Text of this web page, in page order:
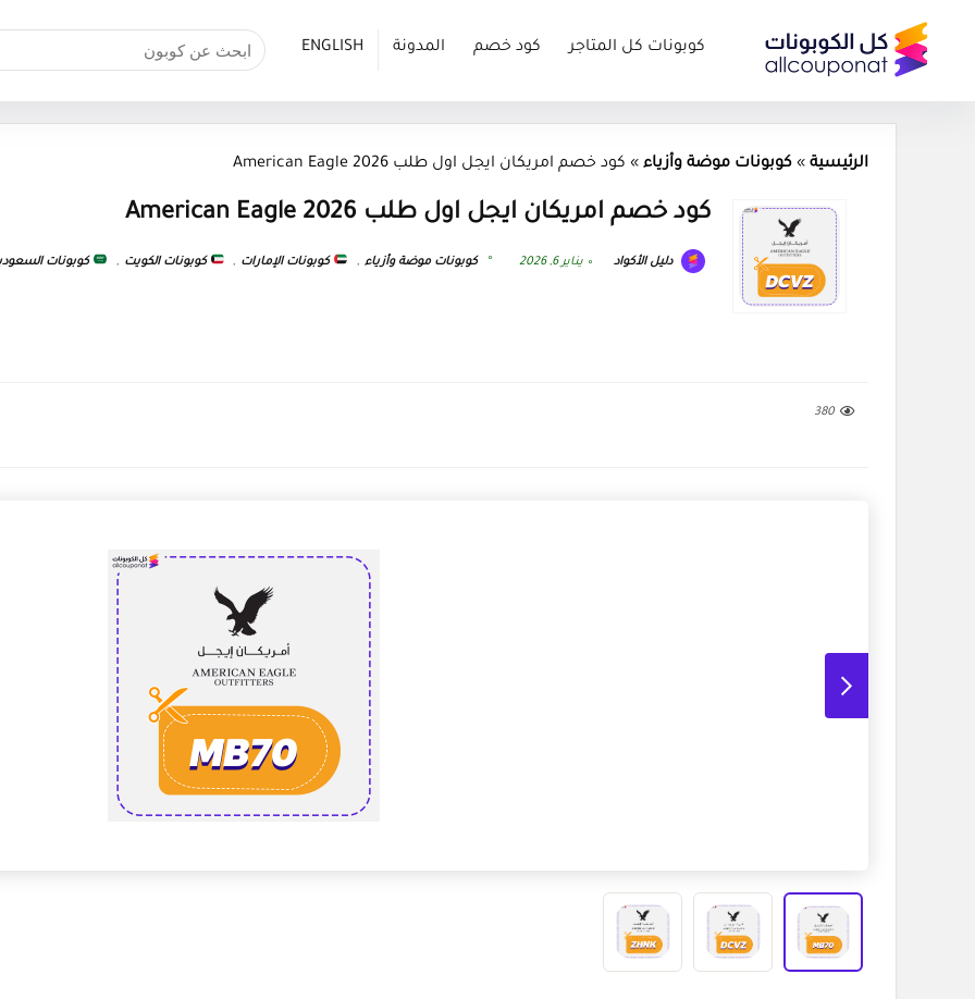
كوبونات كل المتاجر كود خصم المدونة ENGLISH
الرئيسية » كوبونات موضة وأزياء » كود خصم امريكان ايجل اول طلب American Eagle 2026
كود خصم امريكان ايجل اول طلب American Eagle 2026
دليل الأكواد يناير 6, 2026 كوبونات موضة وأزياء , كوبونات الإمارات , كوبونات الكويت , كوبونات
380